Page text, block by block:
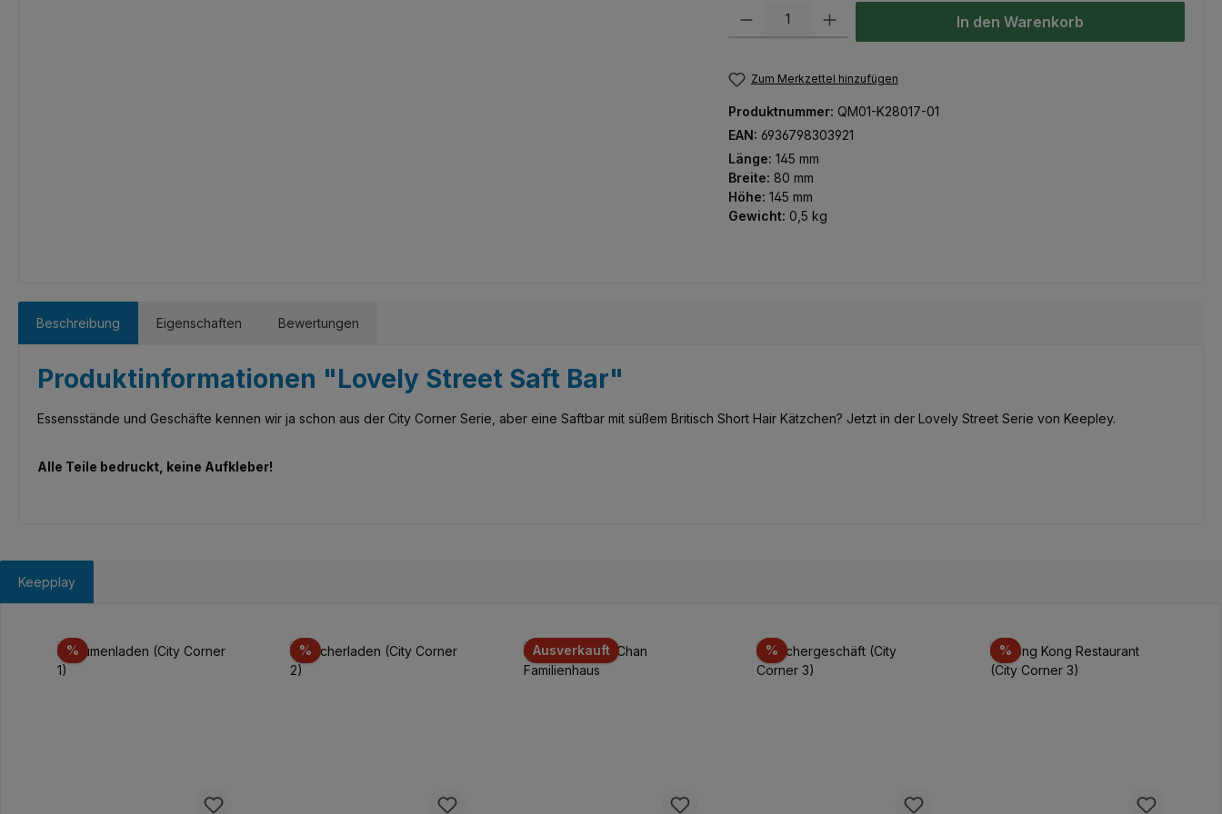
Produkt Anzahl: Gib den gewünschten Wert ein oder benutze die Schaltflächen
In den Warenkorb
Zum Merkzettel hinzufügen
Produktnummer: QM01-K28017-01
EAN: 6936798303921
Länge: 145 mm
Breite: 80 mm
Höhe: 145 mm
Gewicht: 0,5 kg
Beschreibung Eigenschaften Bewertungen
Produktinformationen "Lovely Street Saft Bar"
Essensstände und Geschäfte kennen wir ja schon aus der City Corner Serie, aber eine Saftbar mit süßem Britisch Short Hair Kätzchen? Jetzt in der Lovely Street Serie von Keepley.
Alle Teile bedruckt, keine Aufkleber!
Keepplay
% Rabatt % Rabatt Ausverkauft % Rabatt %Rabatt